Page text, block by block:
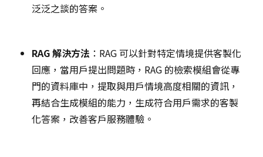
泛泛之談的答案。
RAG 解決方法 ：RAG 可以針對特定情境提供客製化
回應，當用戶提出問題時，RAG 的檢索模組會從專
門的資料庫中，提取與用戶情境高度相關的資訊，
再結合生成模組的能力，生成符合用戶需求的客製
化答案，改善客戶服務體驗。